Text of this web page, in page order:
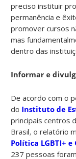
preciso instituir
permanência e
promover cursos
mas
dentro das
Informar e
De acordo com o
do Instituto de
principais centros
Brasil, o relatório
Política LGBTI+
237 pessoas